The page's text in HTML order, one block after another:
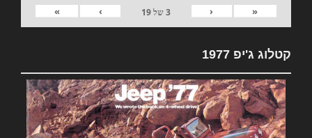
«
‹
3של19
›
»
קטלוג ג'יפ 1977